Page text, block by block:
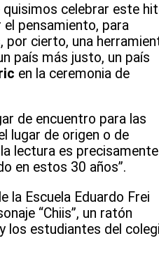
quisimos celebrar este
pensamiento, para
por cierto, una
país más justo, un país
en la ceremonia de
de encuentro para las
lugar de origen o de
lectura es
en estos 30 años”.
la Escuela Eduardo Frei
“Chiis”, un ratón
los estudiantes del